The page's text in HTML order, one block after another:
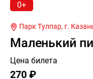
0+
Парк Тулпар, г.
Маленький
Цена билета
270 ₽